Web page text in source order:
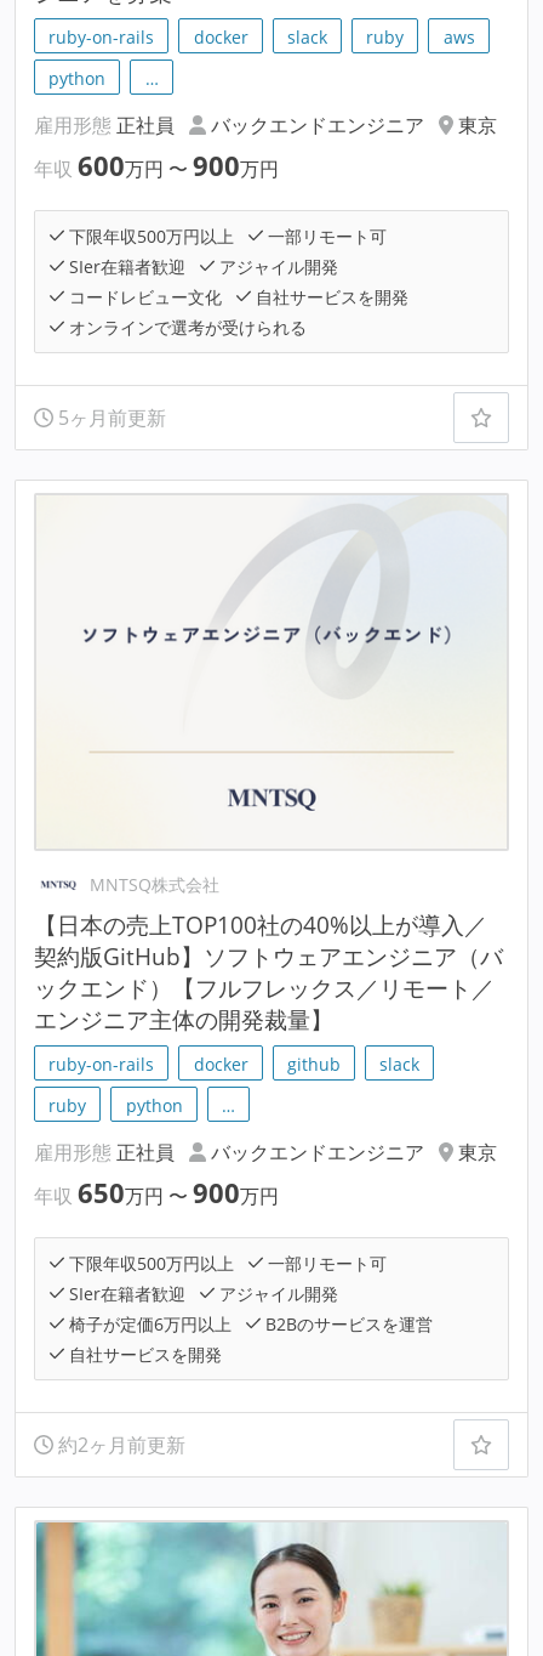
ruby-on-rails docker slack ruby
aws
python
…
雇用形態 正社員 バックエンドエンジニア
東京
年収 600万円 〜 900万円
下限年収500万円以上
一部リモート可
SIer在籍者歓迎
アジャイル開発
コードレビュー文化
自社サービスを開発
オンラインで選考が受けられる
5ヶ月前更新
MNTSQ株式会社
【日本の売上TOP100社の40%以上が導入／
契約版GitHub】ソフトウェアエンジニア（バ
ックエンド）【フルフレックス／リモート／
エンジニア主体の開発裁量】
ruby-on-rails docker github
slack
ruby
python …
雇用形態 正社員 バックエンドエンジニア
東京
年収 650万円 〜 900万円
下限年収500万円以上
一部リモート可
SIer在籍者歓迎
アジャイル開発
椅子が定価6万円以上
B2Bのサービスを運営
自社サービスを開発
約2ヶ月前更新